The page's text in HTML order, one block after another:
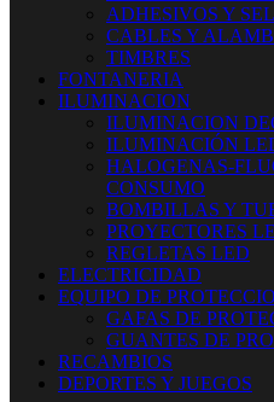
ADHESIVOS Y
CABLES Y
TIMBRES
FONTANERIA
ILUMINACION
ILUMINACION
ILUMINACIÓN
HALOGENAS-
CONSUMO
BOMBILLAS Y
PROYECTORES
REGLETAS LED
ELECTRICIDAD
EQUIPO DE
GAFAS DE
GUANTES DE
RECAMBIOS
DEPORTES Y JUEGOS